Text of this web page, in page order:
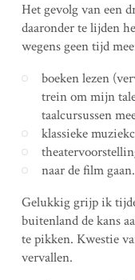
Het gevolg van een
daaronder te lijden
wegens geen tijd
boeken lezen
trein om mijn
taalcursussen
klassieke
naar de film gaan.
Gelukkig grijp ik
buitenland de kans
te pikken. Kwestie
vervallen.